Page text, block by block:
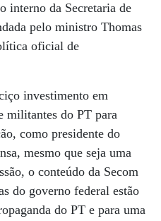
interno da Secretaria de
pelo ministro Thomas
oficial de
investimento em
militantes do PT para
como presidente do
mesmo que seja uma
o conteúdo da Secom
do governo federal estão
do PT e para uma